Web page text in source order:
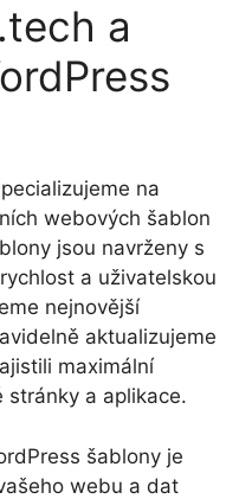
a
na
webových šablon
jsou navrženy s
a uživatelskou
nejnovější
aktualizujeme
maximální
stránky a aplikace.
šablony je
webu a dat